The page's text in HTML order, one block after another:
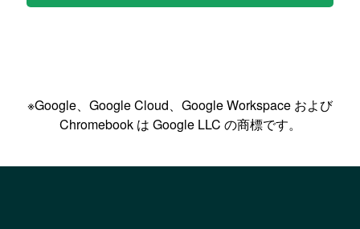
※Google、Google Cloud、Google Workspace および
Chromebook は Google LLC の商標です。